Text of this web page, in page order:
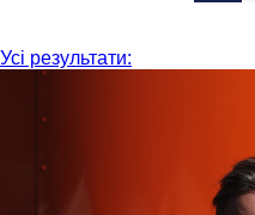
Усі результати: